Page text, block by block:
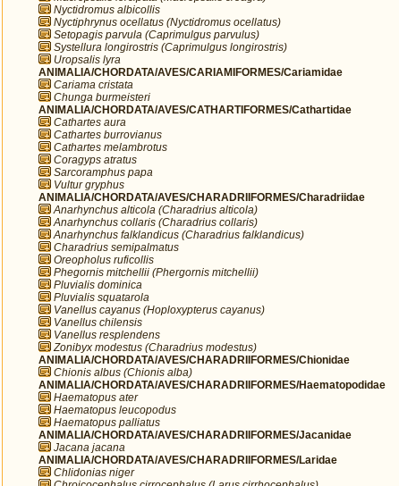
Nyctidromus albicollis
Nyctiphrynus ocellatus (Nyctidromus ocellatus)
Setopagis parvula (Caprimulgus parvulus)
Systellura longirostris (Caprimulgus longirostris)
Uropsalis lyra
ANIMALIA/CHORDATA/AVES/CARIAMIFORMES/Cariamidae
Cariama cristata
Chunga burmeisteri
ANIMALIA/CHORDATA/AVES/CATHARTIFORMES/Cathartidae
Cathartes aura
Cathartes burrovianus
Cathartes melambrotus
Coragyps atratus
Sarcoramphus papa
Vultur gryphus
ANIMALIA/CHORDATA/AVES/CHARADRIIFORMES/Charadriidae
Anarhynchus alticola (Charadrius alticola)
Anarhynchus collaris (Charadrius collaris)
Anarhynchus falklandicus (Charadrius falklandicus)
Charadrius semipalmatus
Oreopholus ruficollis
Phegornis mitchellii (Phergornis mitchellii)
Pluvialis dominica
Pluvialis squatarola
Vanellus cayanus (Hoploxypterus cayanus)
Vanellus chilensis
Vanellus resplendens
Zonibyx modestus (Charadrius modestus)
ANIMALIA/CHORDATA/AVES/CHARADRIIFORMES/Chionidae
Chionis albus (Chionis alba)
ANIMALIA/CHORDATA/AVES/CHARADRIIFORMES/Haematopodidae
Haematopus ater
Haematopus leucopodus
Haematopus palliatus
ANIMALIA/CHORDATA/AVES/CHARADRIIFORMES/Jacanidae
Jacana jacana
ANIMALIA/CHORDATA/AVES/CHARADRIIFORMES/Laridae
Chlidonias niger